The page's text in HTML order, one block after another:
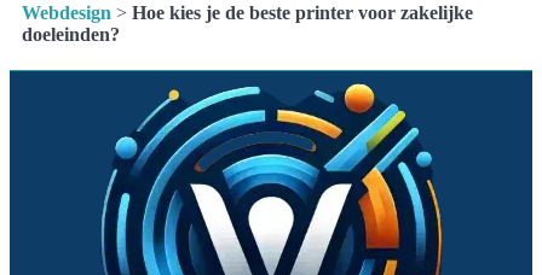
Webdesign > Hoe kies je de beste printer voor zakelijke
doeleinden?